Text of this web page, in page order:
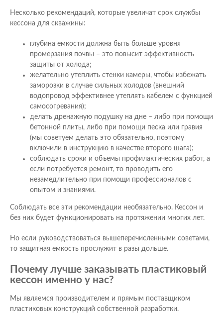
Несколько рекомендаций, которые увеличат срок службы
кессона для скважины:
глубина емкости должна быть больше уровня
промерзания почвы – это повысит эффективность
защиты от холода;
желательно утеплить стенки камеры, чтобы избежать
заморозки в случае сильных холодов (внешний
водопровод эффективнее утеплять кабелем с функцией
самосогревания);
делать дренажную подушку на дне – либо при помощи
бетонной плиты, либо при помощи песка или гравия
(мы советуем делать это обязательно, поэтому
включили в инструкцию в качестве второго шага);
соблюдать сроки и объемы профилактических работ, а
если потребуется ремонт, то проводить его
незамедлительно при помощи профессионалов с
опытом и знаниями.
Соблюдать все эти рекомендации необязательно. Кессон и
без них будет функционировать на протяжении многих лет.
Но если руководствоваться вышеперечисленными советами,
то защитная емкость прослужит в разы дольше.
Почему лучше заказывать пластиковый
кессон именно у нас?
Мы являемся производителем и прямым поставщиком
пластиковых конструкций собственной разработки.